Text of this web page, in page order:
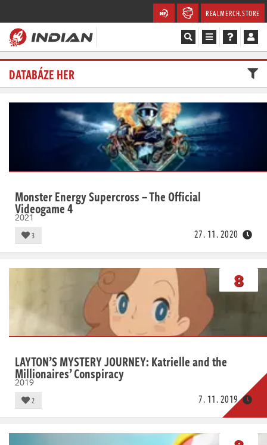
REALMERCH.STORE
Magazín
Recenze
Komunita
Redakce
Živě
DATABÁZE HER
Monster Energy Supercross – The Official
Videogame 4
2021
3 27. 11. 2020
8
LAYTON’S MYSTERY JOURNEY: Katrielle and the
Millionaires’ Conspiracy
2019
2 7. 11. 2019